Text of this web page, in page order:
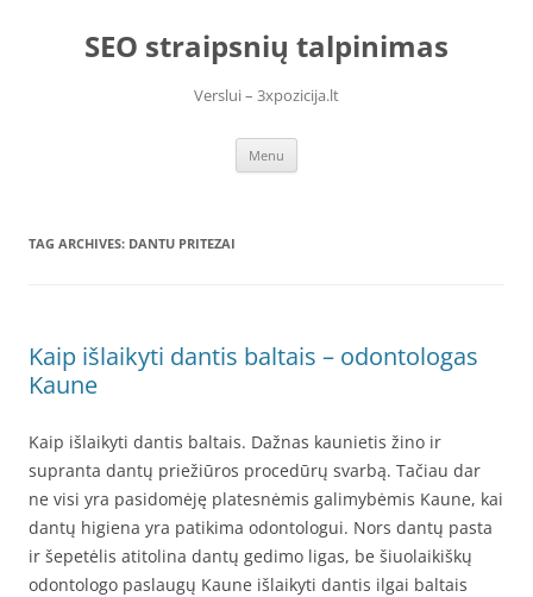
contentSEO straipsnių talpinimas
Verslui – 3xpozicija.lt
Menu
TAG ARCHIVES: DANTU PRITEZAI
Kaip išlaikyti dantis baltais – odontologas
Kaune
Kaip išlaikyti dantis baltais. Dažnas kaunietis žino ir
supranta dantų priežiūros procedūrų svarbą. Tačiau dar
ne visi yra pasidomėję platesnėmis galimybėmis Kaune, kai
dantų higiena yra patikima odontologui. Nors dantų pasta
ir šepetėlis atitolina dantų gedimo ligas, be šiuolaikiškų
odontologo paslaugų Kaune išlaikyti dantis ilgai baltais